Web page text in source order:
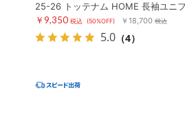
25-26 トッテナム HOME 長袖ユニ
￥9,350 税込 (50%OFF) ￥18,700 税込
5.0 （4）